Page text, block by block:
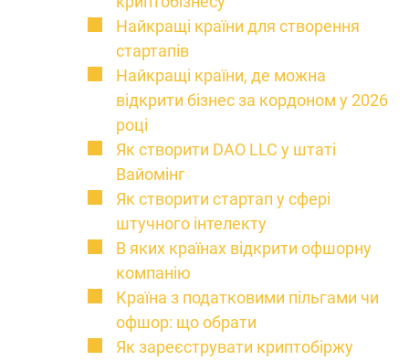
Найкращі країни для створення
стартапів
Найкращі країни, де можна
відкрити бізнес за кордоном у 2026
році
Як створити DAO LLC у штаті
Вайомінг
Як створити стартап у сфері
штучного інтелекту
В яких країнах відкрити офшорну
компанію
Країна з податковими пільгами чи
офшор: що обрати
Як зареєструвати криптобіржу